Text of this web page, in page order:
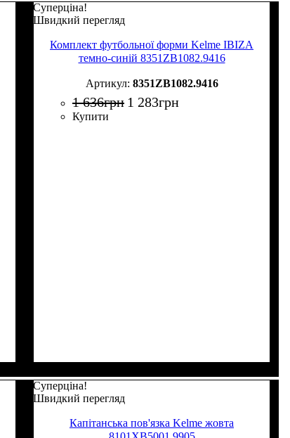
Суперціна!
Швидкий перегляд
Комплект футбольної форми Kelme IBIZA
темно-синій 8351ZB1082.9416
8351ZB1082.9416
1 636грн 1 283грн
Купити
Суперціна!
Швидкий перегляд
Капітанська пов'язка Kelme жовта